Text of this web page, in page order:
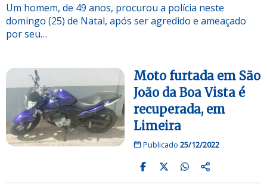
Um homem, de 49 anos, procurou a polícia neste
domingo (25) de Natal, após ser agredido e ameaçado
por seu…
Moto furtada em São
João da Boa Vista é
recuperada, em
Limeira
Publicado 25/12/2022